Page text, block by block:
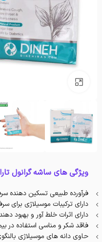
ویژگی های ساشه گرانول
فرآورده طبیعی تسکین دهنده
دارای ترکیبات موسیلاژی برای
دارای اثرات خلط آور و بهبود
فاقد شکر و مناسی استفاده در
حاوی دانه های موسیلاژی